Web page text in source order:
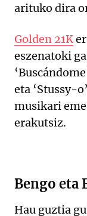
arituko dira
Golden 21K
eszenatoki
eta ‘Stussy-
musikari
erakutsiz.
Bengo eta
Hau guztia